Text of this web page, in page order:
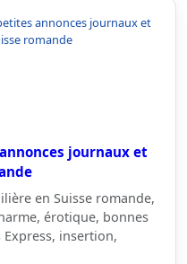
journaux et
en Suisse romande,
érotique, bonnes
insertion,